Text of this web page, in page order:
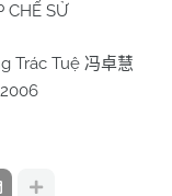
CHẾ SỬ
Trác Tuệ 冯卓慧